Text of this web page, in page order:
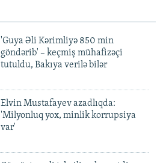
'Guya Əli Kərimliyə 850 min
göndərib' – keçmiş mühafizəçi
tutuldu, Bakıya verilə bilər
Elvin Mustafayev azadlıqda:
'Milyonluq yox, minlik korrupsiya
var'